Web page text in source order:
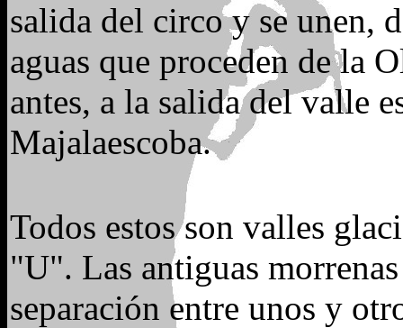
salida del circo y se unen,
aguas que proceden de la
antes, a la salida del valle
Majalaescoba.
Todos estos son valles
"U". Las antiguas
separación entre unos y